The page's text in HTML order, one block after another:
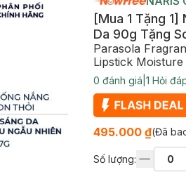
[Mua 1 Tặng
Da 90g Tặng
Parasola
Lipstick Moisture
0 đánh giá 1 Hỏi
495.000 ₫(Đã
Số lượng: